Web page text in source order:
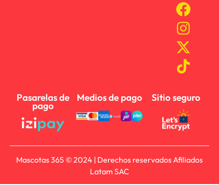
Pasarelas de
pago
Medios de pago Sitio seguro
Mascotas 365 © 2024 | Derechos reservados Afiliados
Latam SAC